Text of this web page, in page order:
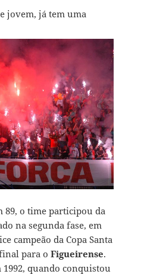
jovem, já tem uma
89, o time participou da
na segunda fase, em
campeão da Copa Santa
para oFigueirense.
quando conquistou